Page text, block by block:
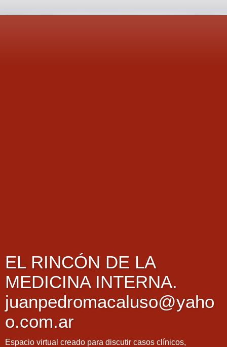
EL RINCÓN DE LA
MEDICINA INTERNA.
juanpedromacaluso@yaho
o.com.ar
Espacio virtual creado para discutir casos clínicos,